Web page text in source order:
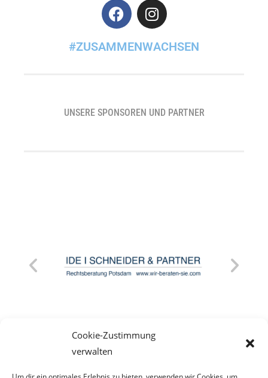
Cookie-Zustimmung
verwalten
#ZUSAMMENWACHSEN
UNSERE SPONSOREN UND PARTNER